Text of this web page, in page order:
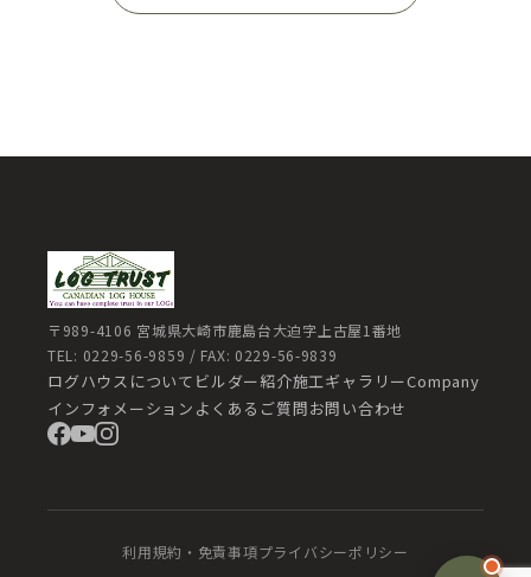
〒989-4106 宮城県大崎市鹿島台大迫字上古屋1番地
TEL: 0229-56-9859 / FAX: 0229-56-9839
ログハウスについて ビルダー紹介施工ギャラリーCompany
インフォメーション よくあるご質問お問い合わせ
利用規約・免責事項プライバシーポリシー